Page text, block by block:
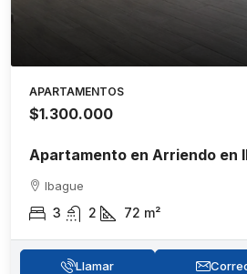
APARTAMENTOS
$1.300.000
Apartamento en Arriendo en
Ibague
3 2 72 m²
Llamar